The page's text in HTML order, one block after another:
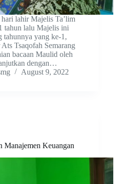
lahir Majelis Ta’lim
tahun lalu Majelis ini
tahunnya yang ke-1,
Tsaqofah Semarang
bacaan Maulid oleh
dengan…
August 9, 2022
Manajemen Keuangan